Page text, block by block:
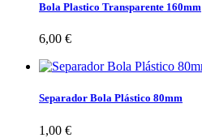
Bola Plastico Transparente 160mm
6,00 €
Separador Bola Plástico 80mm
1,00 €